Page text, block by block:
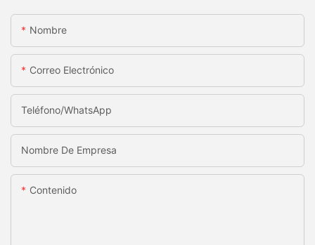
Nombre
Correo Electrónico
Teléfono/WhatsApp
Nombre De Empresa
Contenido